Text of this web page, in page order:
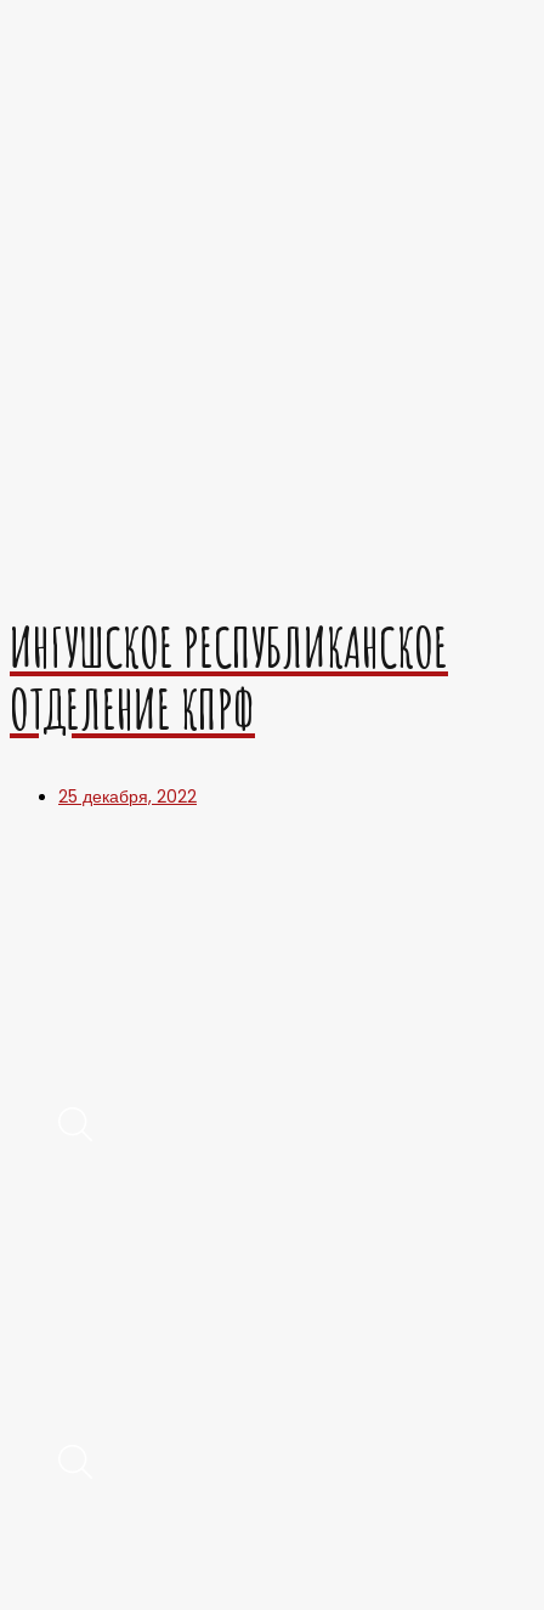
ИНГУШСКОЕ РЕСПУБЛИКАНСКОЕ
ОТДЕЛЕНИЕ КПРФ
25 декабря, 2022